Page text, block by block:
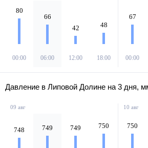
80
00:00
66
06:00
42
12:00
48
18:00
67
00:00
Давление в Липовой Долине на 3 дня,
09 авг
748 749 749 750
10 авг
750